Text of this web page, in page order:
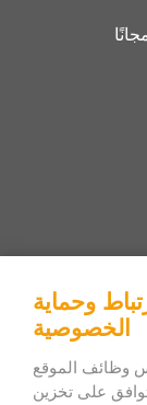
وحماية
الخصوصية
وظائف الموقع
توافق على تخزين